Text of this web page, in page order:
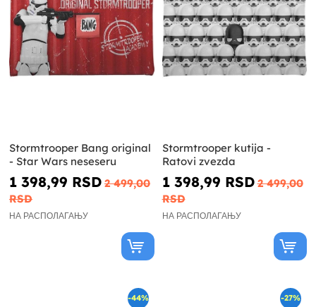
Stormtrooper Bang original
- Star Wars neseseru
1 398,99 RSD 2 499,00
RSD
НА РАСПОЛАГАЊУ
Stormtrooper kutija -
Ratovi zvezda
1 398,99 RSD 2 499,00
RSD
НА РАСПОЛАГАЊУ
-44% -27%